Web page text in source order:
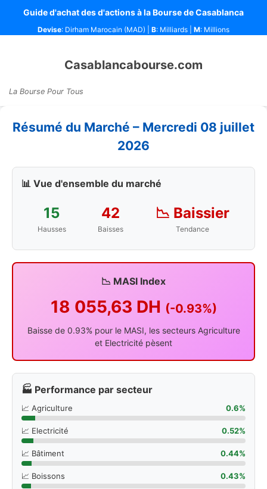
Guide d'achat des d'actions à la Bourse de Casablanca
Devise: Dirham Marocain (MAD) | B: Milliards | M: Millions
Casablancabourse.com
La Bourse Pour Tous
Résumé du Marché – Mercredi 08 juillet
2026
📊 Vue d'ensemble du marché
15
Hausses
42
Baisses
📉 Baissier
Tendance
📉 MASI Index
18 055,63 DH (-0.93%)
Baisse de 0.93% pour le MASI, les secteurs Agriculture
et Electricité pèsent
🏭 Performance par secteur
📈 Agriculture 0.6%
📈 Electricité 0.52%
📈 Bâtiment 0.44%
📈 Boissons 0.43%